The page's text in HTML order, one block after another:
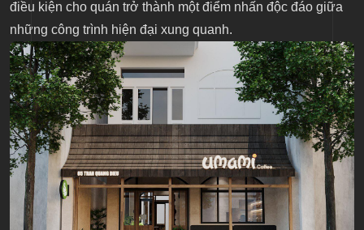
điều kiện cho quán trở thành một điểm nhấn độc đáo giữa
những công trình hiện đại xung quanh.